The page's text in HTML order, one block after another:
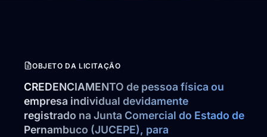
OBJETO DA LICITAÇÃO
CREDENCIAMENTO de pessoa física ou
empresa individual devidamente
registrado na Junta Comercial do Estado de
Pernambuco (JUCEPE), para